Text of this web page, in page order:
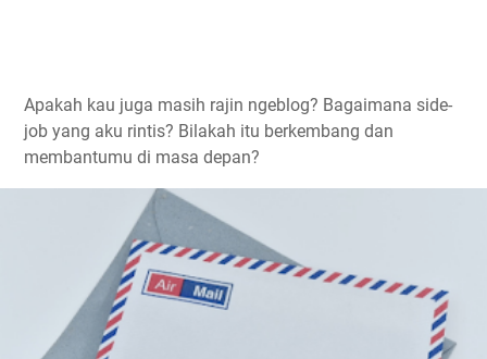
Apakah kau juga masih rajin ngeblog? Bagaimana side-
job yang aku rintis? Bilakah itu berkembang dan
membantumu di masa depan?